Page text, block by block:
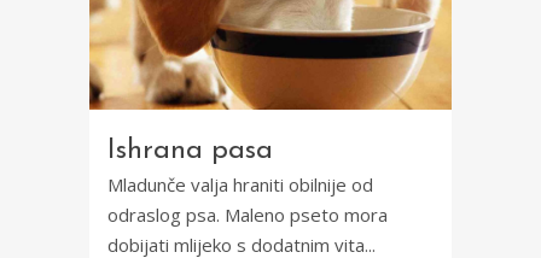
Ishrana pasa
Mladunče valja hraniti obilnije od
odraslog psa. Maleno pseto mora
dobijati mlijeko s dodatnim vita...